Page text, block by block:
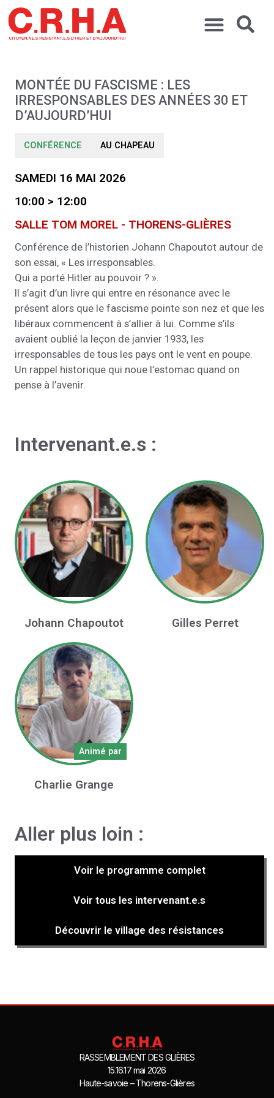
MONTÉE DU FASCISME : LES
IRRESPONSABLES DES ANNÉES 30 ET
D’AUJOURD’HUI
CONFÉRENCE AU CHAPEAU
SAMEDI 16 MAI 2026
10:00 > 12:00
SALLE TOM MOREL - THORENS-GLIÈRES
Conférence de l’historien Johann Chapoutot autour de
son essai, « Les irresponsables.
Qui a porté Hitler au pouvoir ? ».
Il s’agit d’un livre qui entre en résonance avec le
présent alors que le fascisme pointe son nez et que les
libéraux commencent à s’allier à lui. Comme s’ils
avaient oublié la leçon de janvier 1933, les
irresponsables de tous les pays ont le vent en poupe.
Un rappel historique qui noue l’estomac quand on
pense à l’avenir.
Intervenant.e.s :
Johann Chapoutot Gilles Perret
Animé par
Charlie Grange
Aller plus loin :
Voir le programme complet
Voir tous les intervenant.e.s
Découvrir le village des résistances
RASSEMBLEMENT DES GLIÈRES
15.16.17 mai 2026
Haute-savoie – Thorens-Glières